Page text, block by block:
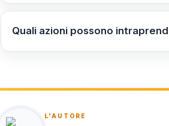
La misura è rivolta ai comuni
Quali azioni possono
Verificare se il proprio comune
regionali e comunali per
L'AUTORE